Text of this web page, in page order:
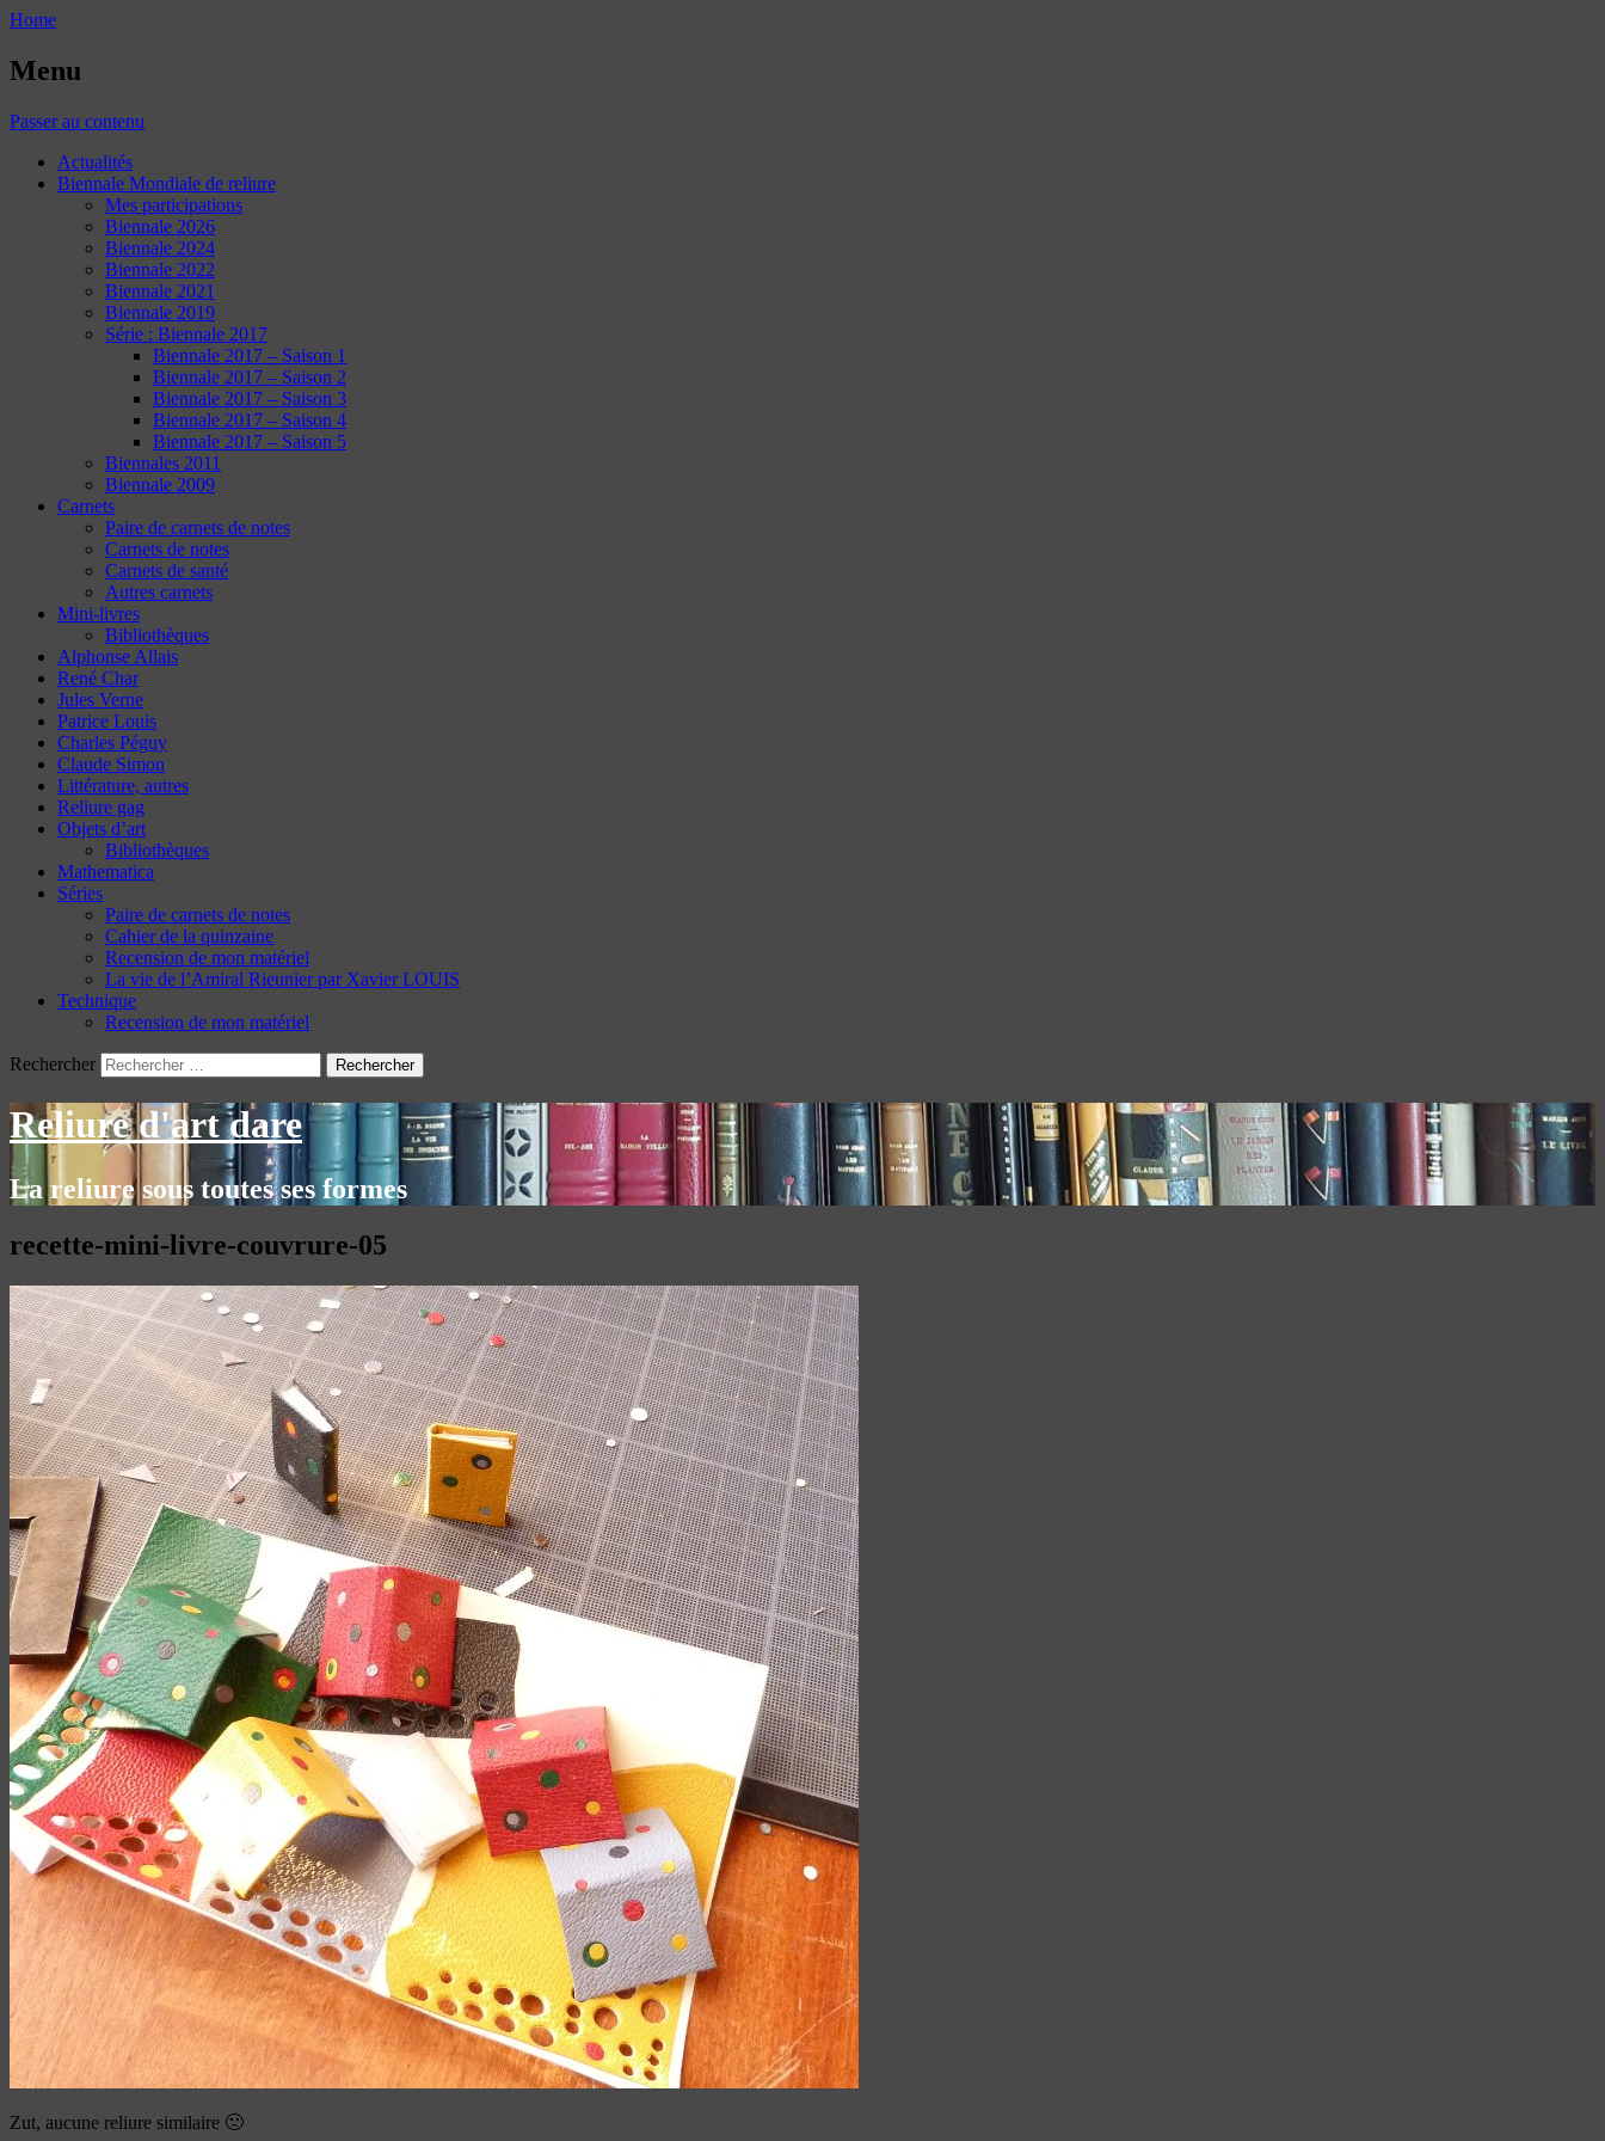
Home
Menu
Passer au contenu
Actualités
Biennale Mondiale de reliure
Mes participations
Biennale 2026
Biennale 2024
Biennale 2022
Biennale 2021
Biennale 2019
Série : Biennale 2017
Biennale 2017 – Saison 1
Biennale 2017 – Saison 2
Biennale 2017 – Saison 3
Biennale 2017 – Saison 4
Biennale 2017 – Saison 5
Biennales 2011
Biennale 2009
Carnets
Paire de carnets de notes
Carnets de notes
Carnets de santé
Autres carnets
Mini-livres
Bibliothèques
Alphonse Allais
René Char
Jules Verne
Patrice Louis
Charles Péguy
Claude Simon
Littérature, autres
Reliure gag
Objets d’art
Bibliothèques
Mathematica
Séries
Paire de carnets de notes
Cahier de la quinzaine
Recension de mon matériel
La vie de l’Amiral Rieunier par Xavier LOUIS
Technique
Recension de mon matériel
Rechercher
Reliure d'art dare
La reliure sous toutes ses formes
recette-mini-livre-couvrure-05
Zut, aucune reliure similaire 🙁